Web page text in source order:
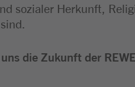
sozialer Herkunft,
die Zukunft der